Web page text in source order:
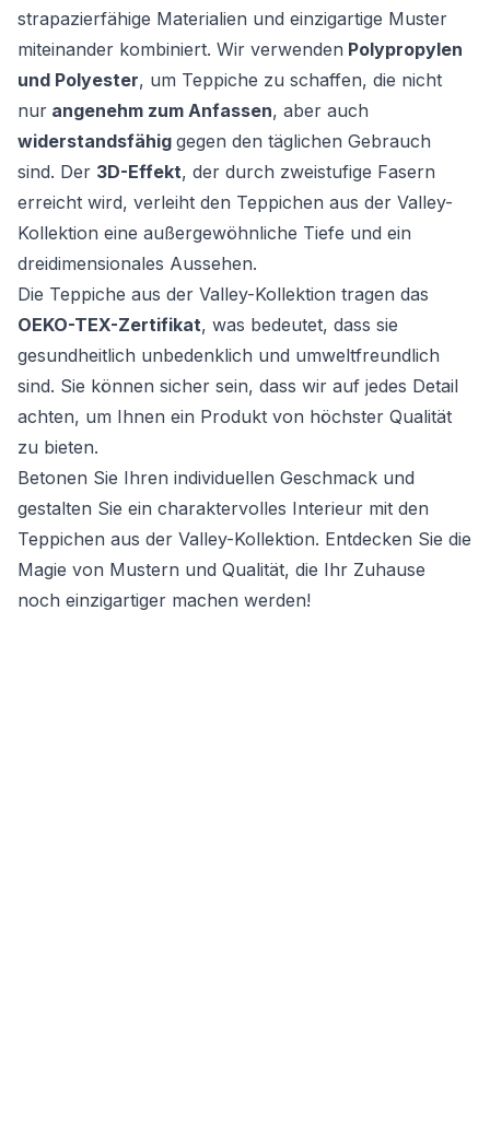
strapazierfähige Materialien und einzigartige Muster
miteinander kombiniert. Wir verwenden Polypropylen
und Polyester, um Teppiche zu schaffen, die nicht
nur angenehm zum Anfassen, aber auch
widerstandsfähig gegen den täglichen Gebrauch
sind. Der 3D-Effekt, der durch zweistufige Fasern
erreicht wird, verleiht den Teppichen aus der Valley-
Kollektion eine außergewöhnliche Tiefe und ein
dreidimensionales Aussehen.
Die Teppiche aus der Valley-Kollektion tragen das
OEKO-TEX-Zertifikat, was bedeutet, dass sie
gesundheitlich unbedenklich und umweltfreundlich
sind. Sie können sicher sein, dass wir auf jedes Detail
achten, um Ihnen ein Produkt von höchster Qualität
zu bieten.
Betonen Sie Ihren individuellen Geschmack und
gestalten Sie ein charaktervolles Interieur mit den
Teppichen aus der Valley-Kollektion. Entdecken Sie die
Magie von Mustern und Qualität, die Ihr Zuhause
noch einzigartiger machen werden!